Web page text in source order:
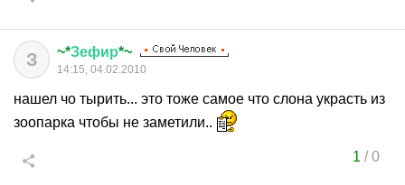
З ~*Зефир*~
14:15, 04.02.2010
нашел чо тырить... это тоже самое что слона украсть из
зоопарка чтобы не заметили..
1 /0